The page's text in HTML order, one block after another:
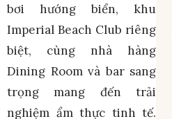
bơi hướng biển, khu
Imperial Beach Club riêng
biệt, cùng nhà hàng
Dining Room và bar sang
trọng mang đến trải
nghiệm ẩm thực tinh tế.